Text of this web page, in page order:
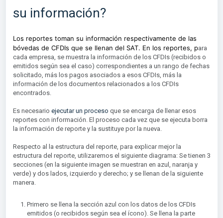
su información?
Los reportes toman su información respectivamente de las
bóvedas de CFDIs que se llenan del SAT. En los reportes, para
cada empresa, se muestra la información de los CFDIs (recibidos o
emitidos según sea el caso) correspondientes a un rango de fechas
solicitado, más los pagos asociados a esos CFDIs, más la
información de los documentos relacionados a los CFDIs
encontrados.
Es necesario ejecutar un proceso que se encarga de llenar esos
reportes con información. El proceso cada vez que se ejecuta borra
la información de reporte y la sustituye por la nueva.
Respecto al la estructura del reporte, para explicar mejor la
estructura del reporte, utilizaremos el siguiente diagrama: Se tienen 3
secciones (en la siguiente imagen se muestran en azul, naranja y
verde) y dos lados, izquierdo y derecho; y se llenan de la siguiente
manera.
Primero se llena la sección azul con los datos de los CFDIs
emitidos (o recibidos según sea el ícono). Se llena la parte